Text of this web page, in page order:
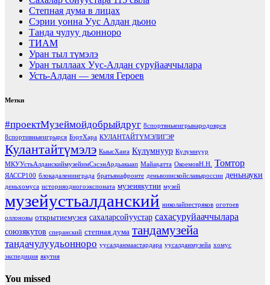
Степная дума в лицах
Сэрии уонна Уус Алдан дьоно
Танда чулуу дьонноро
ТИАМ
Уран тыл түмэлэ
Уран тыллаах Уус-Алдан суруйааччылара
Усть-Алдан — земля Героев
Метки
#проектМузеймойдобрыйдруг 8спортвныеигрынародоврся
8спортивныеигрырся БэртХара КУЛАНТАЙТҮМЭЛИГЭР
Кулантайтүмэлэ КыысХаҥа Күлүмнуур Күлүмнүүр
МКУУстьАлданскиймузейимСэсэнАрдьакыап Майаҕатта ОкоемовН.Н. Томтор
ЯАССР100 блокадаленинграда братьянафронте деньвоинскойславыроссии деньнауки
деньхомуса историяодногоэкспоната музеиякутии музей
музейустьалданский николайпестряков оготоев
оллоновы открытиемузея сахаларсойуустар сахасуруйааччылара
союзякутов сперанский степная дума тандамузейа
тандачулуудьонноро уусалданмаастардара уусалданмузейа хомус
экспедиция якутия
You missed